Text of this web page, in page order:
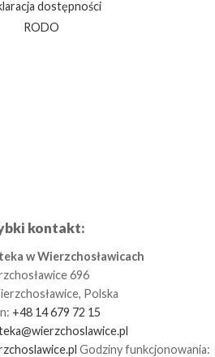
dostępności
RODO
kontakt:
w Wierzchosławicach
696
Polska
+48 14 679 72 15
Godziny funkcjonowania: